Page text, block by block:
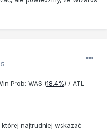
Prob: WAS (18.4%) / ATL
najtrudniej wskazać